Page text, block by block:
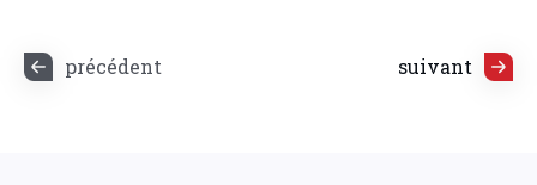
précédent suivant